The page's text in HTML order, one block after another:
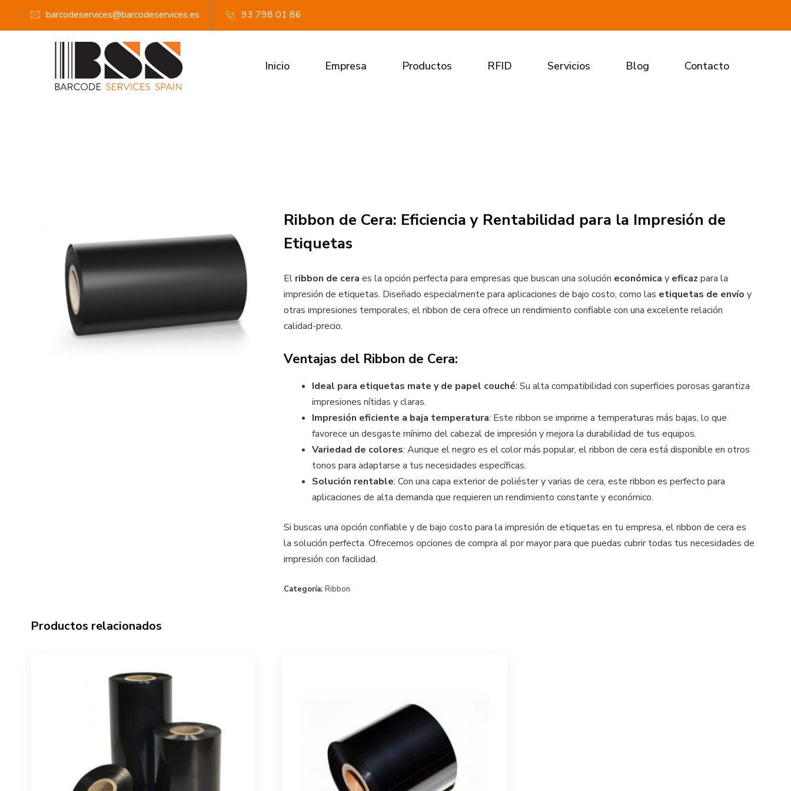
barcodeservices@barcodeservices.es 93 798 01 86
Inicio Empresa Productos RFID Servicios Blog Contacto
Ribbon de Cera: Eficiencia y Rentabilidad para la Impresión de
Etiquetas
El ribbon de cera es la opción perfecta para empresas que buscan una solución económica y eficaz para la
impresión de etiquetas. Diseñado especialmente para aplicaciones de bajo costo, como las etiquetas de envío y
otras impresiones temporales, el ribbon de cera ofrece un rendimiento confiable con una excelente relación
calidad-precio.
Ventajas del Ribbon de Cera:
Ideal para etiquetas mate y de papel couché: Su alta compatibilidad con superficies porosas garantiza
impresiones nítidas y claras.
Impresión eficiente a baja temperatura: Este ribbon se imprime a temperaturas más bajas, lo que
favorece un desgaste mínimo del cabezal de impresión y mejora la durabilidad de tus equipos.
Variedad de colores: Aunque el negro es el color más popular, el ribbon de cera está disponible en otros
tonos para adaptarse a tus necesidades específicas.
Solución rentable: Con una capa exterior de poliéster y varias de cera, este ribbon es perfecto para
aplicaciones de alta demanda que requieren un rendimiento constante y económico.
Si buscas una opción confiable y de bajo costo para la impresión de etiquetas en tu empresa, el ribbon de cera es
la solución perfecta. Ofrecemos opciones de compra al por mayor para que puedas cubrir todas tus necesidades de
impresión con facilidad.
Categoría: Ribbon
Productos relacionados